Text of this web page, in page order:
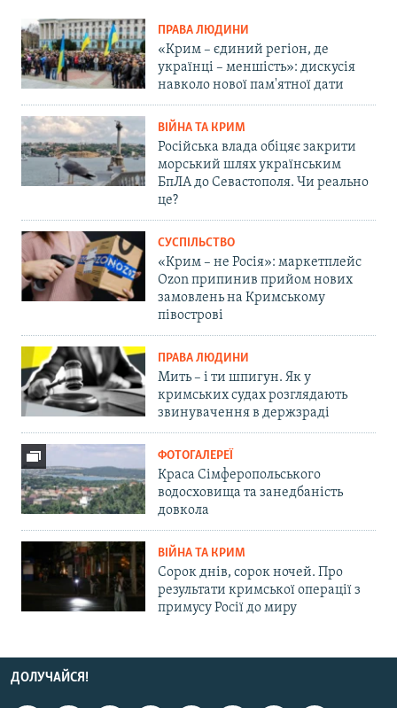
ПРАВА ЛЮДИНИ
«Крим – єдиний регіон, де
українці – меншість»: дискусія
навколо нової пам'ятної дати
ВІЙНА ТА КРИМ
Російська влада обіцяє закрити
морський шлях українським
БпЛА до Севастополя. Чи реально
це?
СУСПІЛЬСТВО
«Крим – не Росія»: маркетплейс
Ozon припинив прийом нових
замовлень на Кримському
півострові
ПРАВА ЛЮДИНИ
Мить – і ти шпигун. Як у
кримських судах розглядають
звинувачення в держзраді
ФОТОГАЛЕРЕЇ
Краса Сімферопольського
водосховища та занедбаність
довкола
ВІЙНА ТА КРИМ
Сорок днів, сорок ночей. Про
результати кримської операції з
примусу Росії до миру
ДОЛУЧАЙСЯ!